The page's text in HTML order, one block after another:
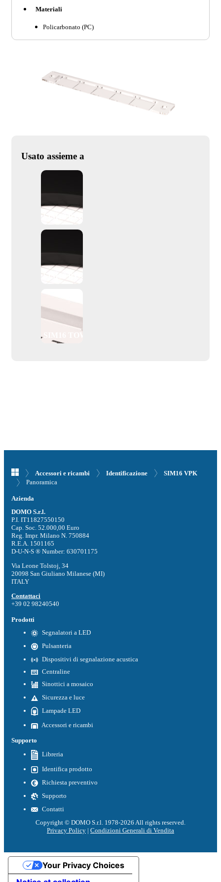
Materiali
Policarbonato (PC)
Usato assieme a
Accessori e ricambi Identificazione
SIM16 VPK
Panoramica
Azienda
DOMO S.r.l.
P.I. IT11827550150
Cap. Soc. 52.000,00 Euro
Reg. Impr. Milano N. 750884
R.E.A. 1501165
D-U-N-S ® Number: 630701175
Via Leone Tolstoj, 34
20098 San Giuliano Milanese (MI)
ITALY
Contattaci
+39 02 98240540
Prodotti
Segnalatori a LED
Pulsanteria
Dispositivi di segnalazione acustica
Centraline
Sinottici a mosaico
Sicurezza e luce
Lampade LED
Accessori e ricambi
Supporto
Libreria
Identifica prodotto
Richiesta preventivo
Supporto
Contatti
Copyright © DOMO S.r.l. 1978-2026 All rights reserved.
Privacy Policy | Condizioni Generali di Vendita
Your Privacy Choices